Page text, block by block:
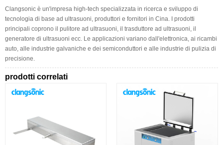
Clangsonic è un'impresa high-tech specializzata in ricerca e sviluppo di
tecnologia di base ad ultrasuoni, produttori e fornitori in Cina. I prodotti
principali coprono il pulitore ad ultrasuoni, il trasduttore ad ultrasuoni, il
generatore di ultrasuoni ecc. Le applicazioni variano dall'elettronica, ai ricambi
auto, alle industrie galvaniche e dei semiconduttori e alle industrie di pulizia di
precisione.
prodotti correlati